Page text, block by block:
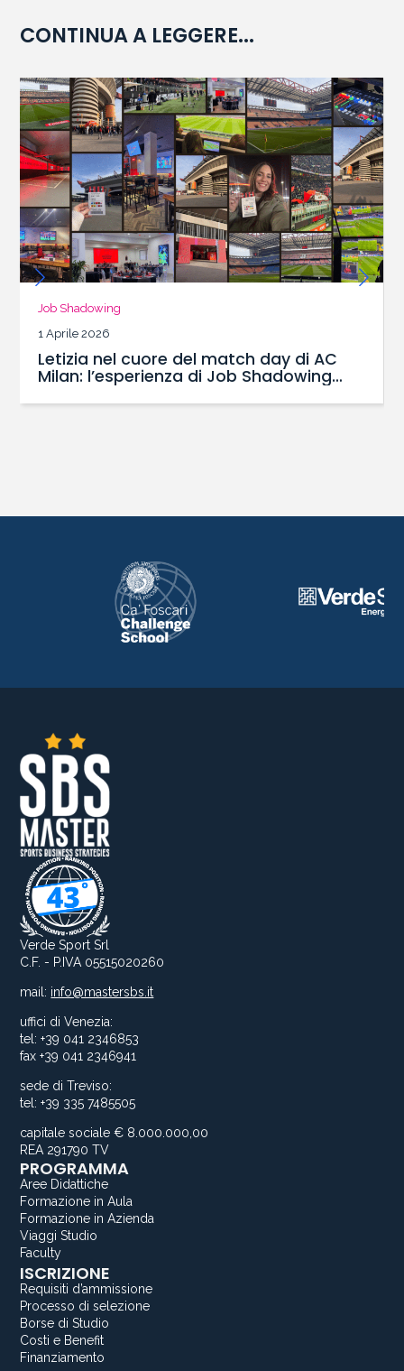
CONTINUA A LEGGERE...
Job Shadowing
1 Aprile 2026
Letizia nel cuore del match day di AC
Milan: l’esperienza di Job Shadowing
Verde Sport Srl
C.F. - P.IVA 05515020260
mail: info@mastersbs.it
uffici di Venezia:
tel: +39 041 2346853
fax +39 041 2346941
sede di Treviso:
tel: +39 335 7485505
capitale sociale € 8.000.000,00
REA 291790 TV
PROGRAMMA
Aree Didattiche
Formazione in Aula
Formazione in Azienda
Viaggi Studio
Faculty
ISCRIZIONE
Requisiti d’ammissione
Processo di selezione
Borse di Studio
Costi e Benefit
Finanziamento